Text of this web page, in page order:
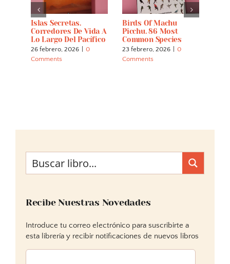
Islas Secretas.
Corredores De Vida A
Lo Largo Del Pacífico
26 febrero, 2026
0
Comments
Birds Of Machu
Picchu. 86 Most
Common Species
23 febrero, 2026
0
Comments
Recibe Nuestras Novedades
Introduce tu correo electrónico para suscribirte a
esta librería y recibir notificaciones de nuevos libros
Dirección